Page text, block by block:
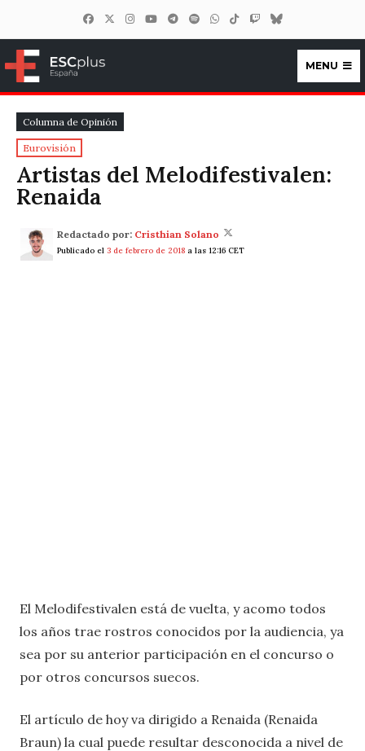
ESCplus España
MENU
Columna de Opinión
Eurovisión
Artistas del Melodifestivalen:
Renaida
Redactado por: Cristhian Solano
Publicado el 3 de febrero de 2018 a las 12:16 CET
El Melodifestivalen está de vuelta, y acomo todos
los años trae rostros conocidos por la audiencia, ya
sea por su anterior participación en el concurso o
por otros concursos suecos.
El artículo de hoy va dirigido a Renaida (Renaida
Braun) la cual puede resultar desconocida a nivel de